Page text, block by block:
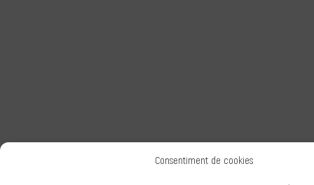
Consentiment de cookies